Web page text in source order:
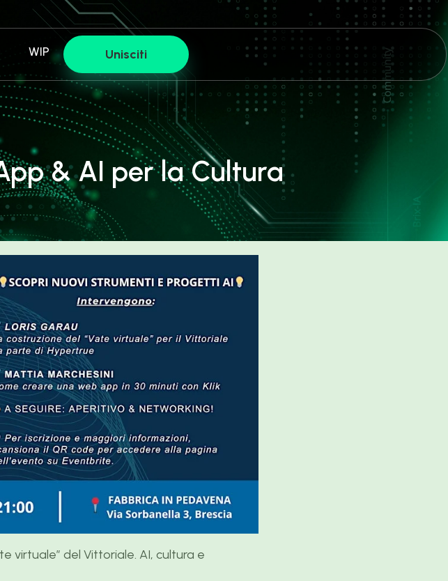
WIP Unisciti
& AI per la Cultura
virtuale” del Vittoriale. AI, cultura e